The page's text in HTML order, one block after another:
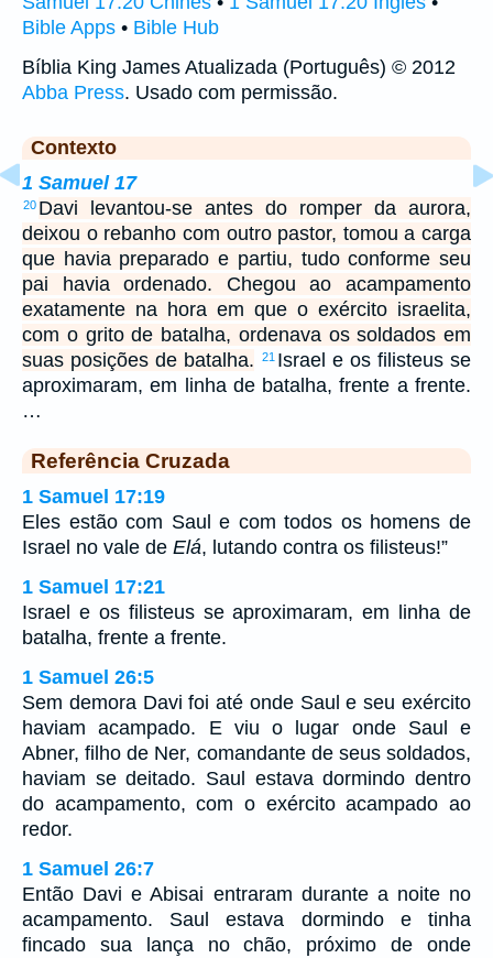
Bible Apps • Bible Hub
Bíblia King James Atualizada (Português) © 2012
Abba Press. Usado com permissão.
Contexto
1 Samuel 17
20 Davi levantou-se antes do romper da aurora,
deixou o rebanho com outro pastor, tomou a carga
que havia preparado e partiu, tudo conforme seu
pai havia ordenado. Chegou ao acampamento
exatamente na hora em que o exército israelita,
com o grito de batalha, ordenava os soldados em
suas posições de batalha.
21 Israel e os filisteus se
aproximaram, em linha de batalha, frente a frente.
…
Referência Cruzada
1 Samuel 17:19
Eles estão com Saul e com todos os homens de
Israel no vale de Elá, lutando contra os filisteus!”
1 Samuel 17:21
Israel e os filisteus se aproximaram, em linha de
batalha, frente a frente.
1 Samuel 26:5
Sem demora Davi foi até onde Saul e seu exército
haviam acampado. E viu o lugar onde Saul e
Abner, filho de Ner, comandante de seus soldados,
haviam se deitado. Saul estava dormindo dentro
do acampamento, com o exército acampado ao
redor.
1 Samuel 26:7
Então Davi e Abisai entraram durante a noite no
acampamento. Saul estava dormindo e tinha
fincado sua lança no chão, próximo de onde